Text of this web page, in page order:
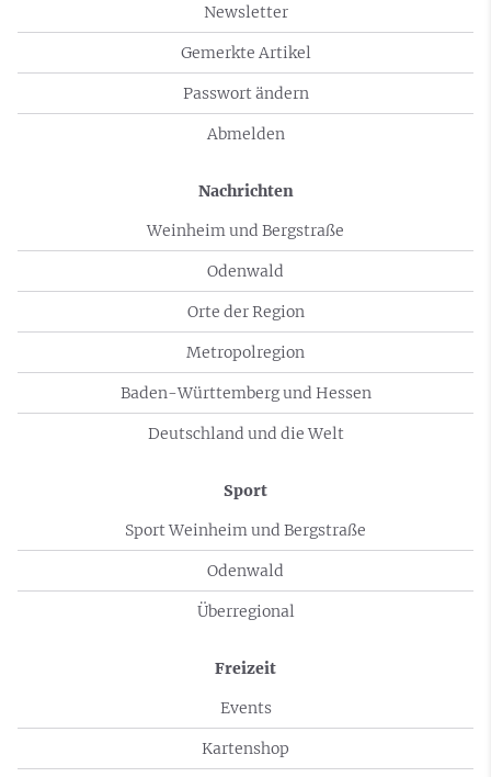
Newsletter
Gemerkte Artikel
Passwort ändern
Abmelden
Nachrichten
Weinheim und Bergstraße
Odenwald
Orte der Region
Metropolregion
Baden-Württemberg und Hessen
Deutschland und die Welt
Sport
Sport Weinheim und Bergstraße
Odenwald
Überregional
Freizeit
Events
Kartenshop